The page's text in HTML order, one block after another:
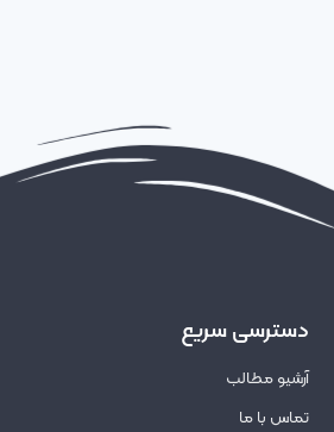
دسترسی سریع
آرشیو مطالب
تماس با ما